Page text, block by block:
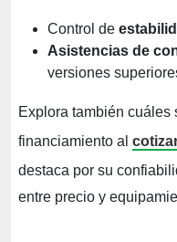
Control de
Asistencias de
versiones
Explora también
financiamiento al
destaca por su
entre precio y